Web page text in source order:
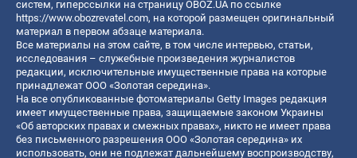
систем, гиперссылки на страницу OBOZ.UA по ссылке
https://www.obozrevatel.com, на которой размещен оригинальный
материал в первом абзаце материала.
Все материалы на этом сайте, в том числе интервью, статьи,
исследования – служебные произведения журналистов
редакции, исключительные имущественные права на которые
принадлежат ООО «Золотая середина».
На все опубликованные фотоматериалы Getty Images редакция
имеет имущественные права, защищаемые законом Украины
«Об авторских правах и смежных правах», никто не имеет права
без письменного разрешения ООО «Золотая середина» их
использовать, они не подлежат дальнейшему воспроизводству,